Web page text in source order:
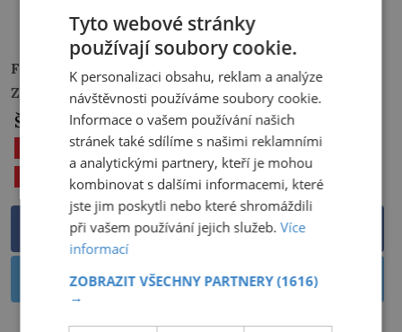
Foto:
ateliér Ouřada/Vlastivědné muzeum Dobruška
Zdroje informací:idnes.cz, irozhlas.cz
Štítky:
20. STOLETÍ
DOBRUŠKA
RAKOUSKO-UHERSKO
Sdílet na Facebooku
Sdílet na Twitteru
Tyto webové stránky
používají soubory cookie.
K personalizaci obsahu, reklam a analýze
návštěvnosti používáme soubory cookie.
Informace o vašem používání našich
stránek také sdílíme s našimi reklamními
a analytickými partnery, kteří je mohou
kombinovat s dalšími informacemi, které
jste jim poskytli nebo které shromáždili
při vašem používání jejich služeb.Více
informací
ZOBRAZIT VŠECHNY PARTNERY(1616)
→